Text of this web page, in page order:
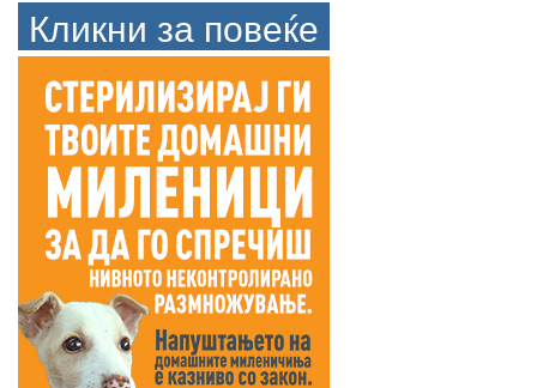
Кликни за повеќе